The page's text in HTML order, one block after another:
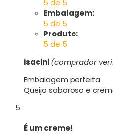
5 de 5
Embalagem:
5 de 5
Produto:
5 de 5
isacini(comprador
Embalagem perfeita
Queijo saboroso e
É um creme!